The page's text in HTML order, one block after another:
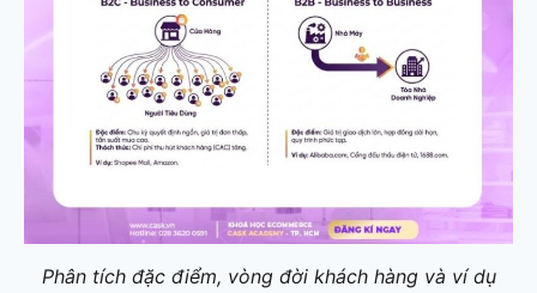
Phân tích đặc điểm, vòng đời khách hàng và ví dụ